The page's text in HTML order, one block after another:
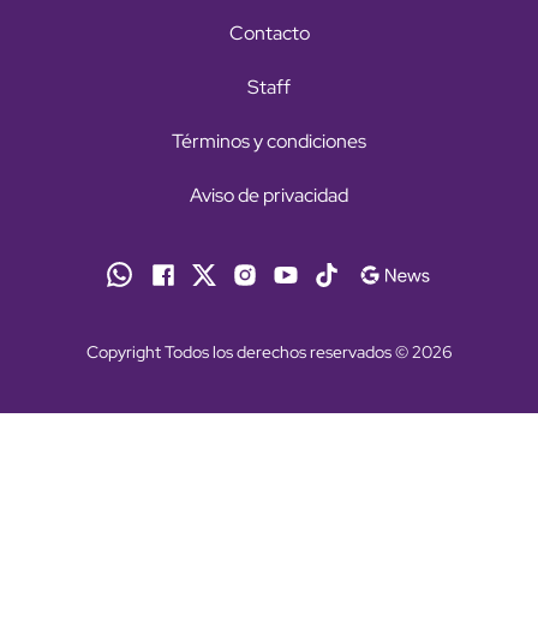
Contacto
Staff
Términos y condiciones
Aviso de privacidad
Copyright Todos los derechos reservados © 2026